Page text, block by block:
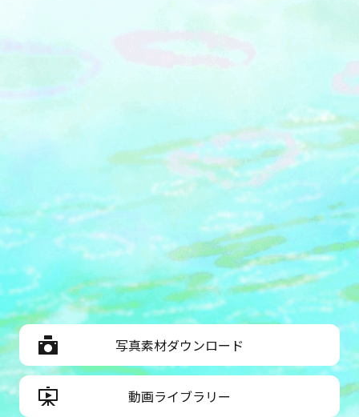
写真素材ダウンロード
動画ライブラリー